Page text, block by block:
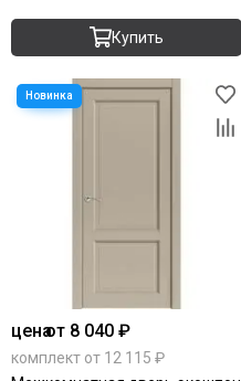
Optima Porte
Porta Di Parma
Porte Vista
Regi Doors
Velldoris
Uberture
Акма
Купить
ценаот 8 040 ₽
комплект от 12 115 ₽